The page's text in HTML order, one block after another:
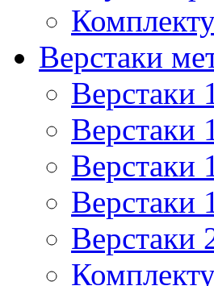
Верстаки
Верстаки
Верстаки
Верстаки
Верстаки
Верстаки